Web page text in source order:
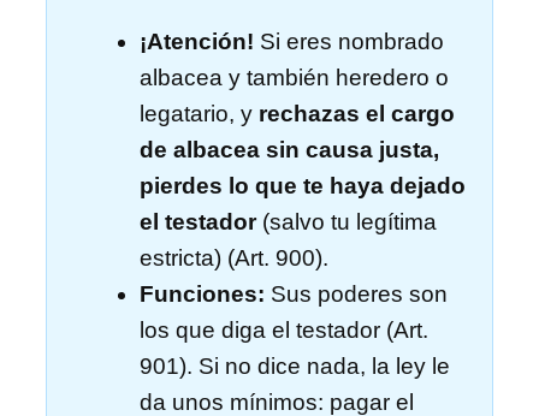
¡Atención! Si eres nombrado
albacea y también heredero o
legatario, y rechazas el cargo
de albacea sin causa justa,
pierdes lo que te haya dejado
el testador(salvo tu legítima
estricta) (Art. 900).
Funciones: Sus poderes son
los que diga el testador (Art.
901). Si no dice nada, la ley le
da unos mínimos: pagar el